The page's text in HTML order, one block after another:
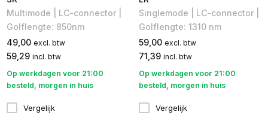
Multimode | LC-connector |
Golflengte: 850nm
49,00 excl. btw
59,29 incl. btw
Op werkdagen voor 21:00
besteld, morgen in huis
Vergelijk
Singlemode | LC-connector |
Golflengte: ​1310 nm
59,00 excl. btw
71,39 incl. btw
Op werkdagen voor 21:00
besteld, morgen in huis
Vergelijk